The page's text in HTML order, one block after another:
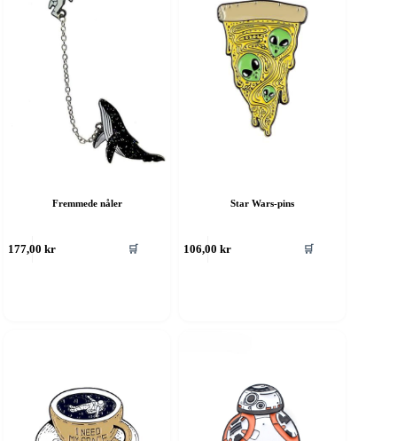
Fremmede nåler
177,00kr 🛒
Star Wars-pins
106,00kr 🛒